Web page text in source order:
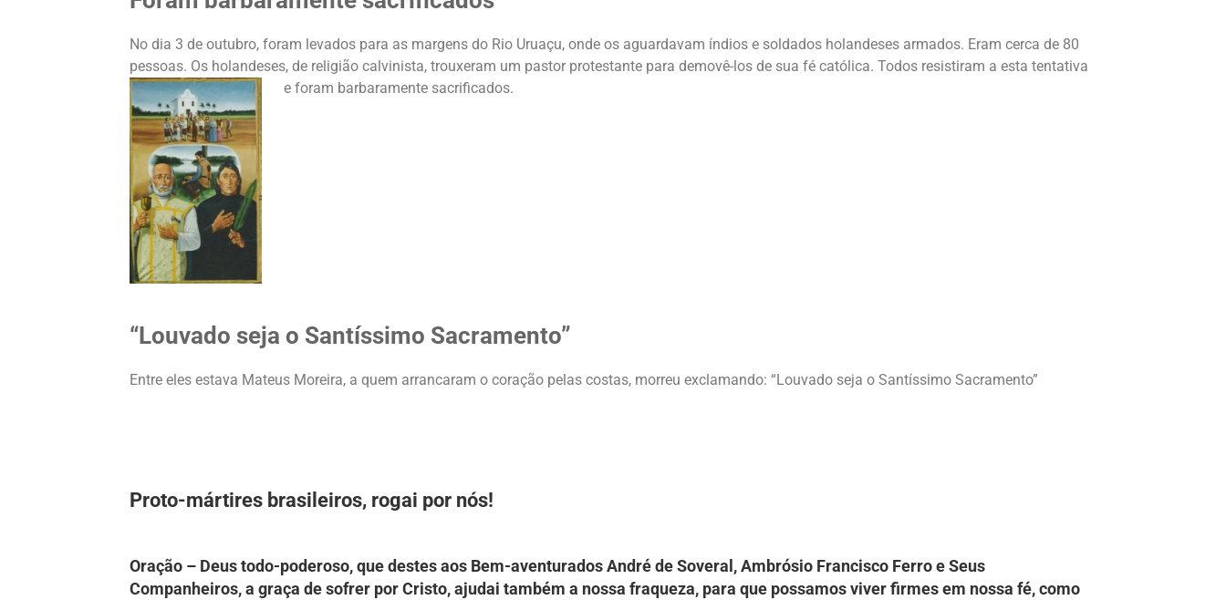
No dia 3 de outubro, foram levados para as margens do Rio Uruaçu, onde os aguardavam índios e soldados holandeses armados. Eram cerca de 80
pessoas. Os holandeses, de religião calvinista, trouxeram um pastor protestante para demovê-los de sua fé católica. Todos resistiram a esta tentativa
e foram barbaramente sacrificados.
“Louvado seja o Santíssimo Sacramento”
Entre eles estava Mateus Moreira, a quem arrancaram o coração pelas costas, morreu exclamando: “Louvado seja o Santíssimo Sacramento”
Proto-mártires brasileiros, rogai por nós!
Oração – Deus todo-poderoso, que destes aos Bem-aventurados André de Soveral, Ambrósio Francisco Ferro e Seus
Companheiros, a graça de sofrer por Cristo, ajudai também a nossa fraqueza, para que possamos viver firmes em nossa fé, como